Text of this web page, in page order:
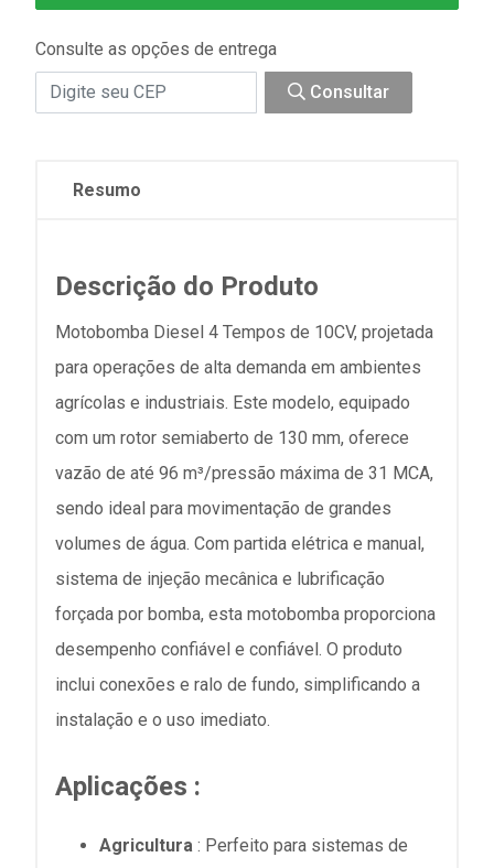
Consulte as opções de entrega
Consultar
Resumo
Descrição do Produto
Motobomba Diesel 4 Tempos de 10CV, projetada
para operações de alta demanda em ambientes
agrícolas e industriais. Este modelo, equipado
com um rotor semiaberto de 130 mm, oferece
vazão de até 96 m³/pressão máxima de 31 MCA,
sendo ideal para movimentação de grandes
volumes de água. Com partida elétrica e manual,
sistema de injeção mecânica e lubrificação
forçada por bomba, esta motobomba proporciona
desempenho confiável e confiável. O produto
inclui conexões e ralo de fundo, simplificando a
instalação e o uso imediato.
Aplicações :
Agricultura : Perfeito para sistemas de